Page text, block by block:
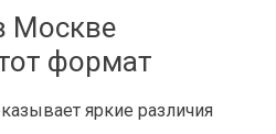
Москве
формат
яркие различия